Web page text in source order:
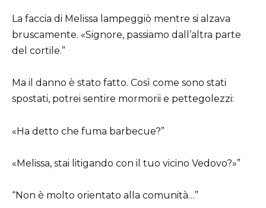
La faccia di Melissa lampeggiò mentre si alzava
bruscamente. «Signore, passiamo dall’altra parte
del cortile.”
Ma il danno è stato fatto. Così come sono stati
spostati, potrei sentire mormorii e pettegolezzi:
«Ha detto che fuma barbecue?”
«Melissa, stai litigando con il tuo vicino Vedovo?»”
“Non è molto orientato alla comunità…”